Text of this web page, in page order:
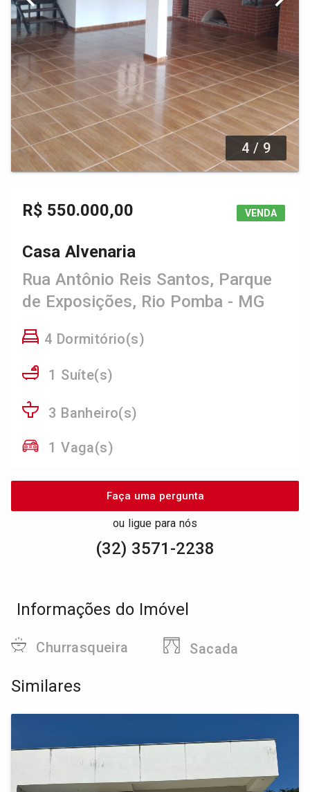
4 / 9
R$ 550.000,00 VENDA
Casa Alvenaria
Rua Antônio Reis Santos, Parque
de Exposições, Rio Pomba - MG
4 Dormitório(s)
1 Suíte(s)
3 Banheiro(s)
1 Vaga(s)
Faça uma pergunta
ou ligue para nós
(32) 3571-2238
Informações do Imóvel
Churrasqueira Sacada
Similares